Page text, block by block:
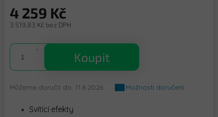
5
4 259 Kč
3 519,83 Kč bez DPH
cena:
Koupit
Můžeme doručit do: 11.8.2026 Možnosti doručení
Svítící efekty